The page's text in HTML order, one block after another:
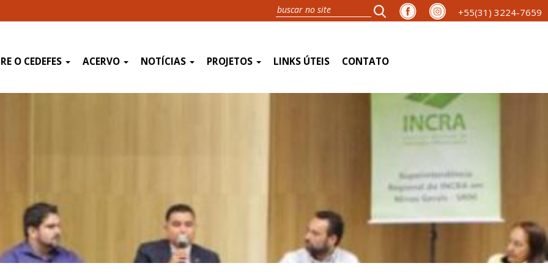
+55(31) 3224-7659
O CEDEFES ACERVO NOTÍCIAS PROJETOS LINKS ÚTEIS CONTATO